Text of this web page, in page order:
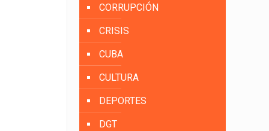
CORRUPCIÓN
CRISIS
CUBA
CULTURA
DEPORTES
DGT